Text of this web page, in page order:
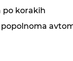
po korakih